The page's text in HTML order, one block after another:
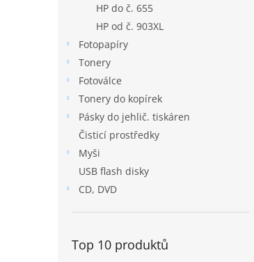
HP do č. 655
HP od č. 903XL
Fotopapíry
Tonery
Fotoválce
Tonery do kopírek
Pásky do jehlič. tiskáren
Čisticí prostředky
Myši
USB flash disky
CD, DVD
Top 10 produktů